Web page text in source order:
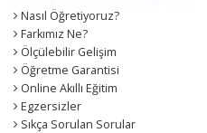
Nasıl Öğretiyoruz?
Farkımız Ne?
Ölçülebilir Gelişim
Öğretme Garantisi
Online Akıllı Eğitim
Egzersizler
Sıkça Sorulan Sorular